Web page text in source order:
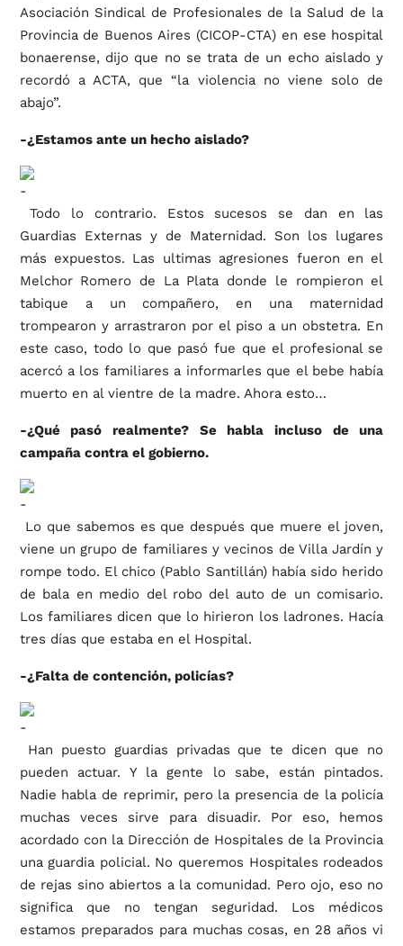
Asociación Sindical de Profesionales de la Salud de la
Provincia de Buenos Aires (CICOP-CTA) en ese hospital
bonaerense, dijo que no se trata de un echo aislado y
recordó a ACTA, que “la violencia no viene solo de
abajo”.
-¿Estamos ante un hecho aislado?
Todo lo contrario. Estos sucesos se dan en las
Guardias Externas y de Maternidad. Son los lugares
más expuestos. Las ultimas agresiones fueron en el
Melchor Romero de La Plata donde le rompieron el
tabique a un compañero, en una maternidad
trompearon y arrastraron por el piso a un obstetra. En
este caso, todo lo que pasó fue que el profesional se
acercó a los familiares a informarles que el bebe había
muerto en al vientre de la madre. Ahora esto…
-¿Qué pasó realmente? Se habla incluso de una
campaña contra el gobierno.
Lo que sabemos es que después que muere el joven,
viene un grupo de familiares y vecinos de Villa Jardín y
rompe todo. El chico (Pablo Santillán) había sido herido
de bala en medio del robo del auto de un comisario.
Los familiares dicen que lo hirieron los ladrones. Hacía
tres días que estaba en el Hospital.
-¿Falta de contención, policías?
Han puesto guardias privadas que te dicen que no
pueden actuar. Y la gente lo sabe, están pintados.
Nadie habla de reprimir, pero la presencia de la policía
muchas veces sirve para disuadir. Por eso, hemos
acordado con la Dirección de Hospitales de la Provincia
una guardia policial. No queremos Hospitales rodeados
de rejas sino abiertos a la comunidad. Pero ojo, eso no
significa que no tengan seguridad. Los médicos
estamos preparados para muchas cosas, en 28 años vi